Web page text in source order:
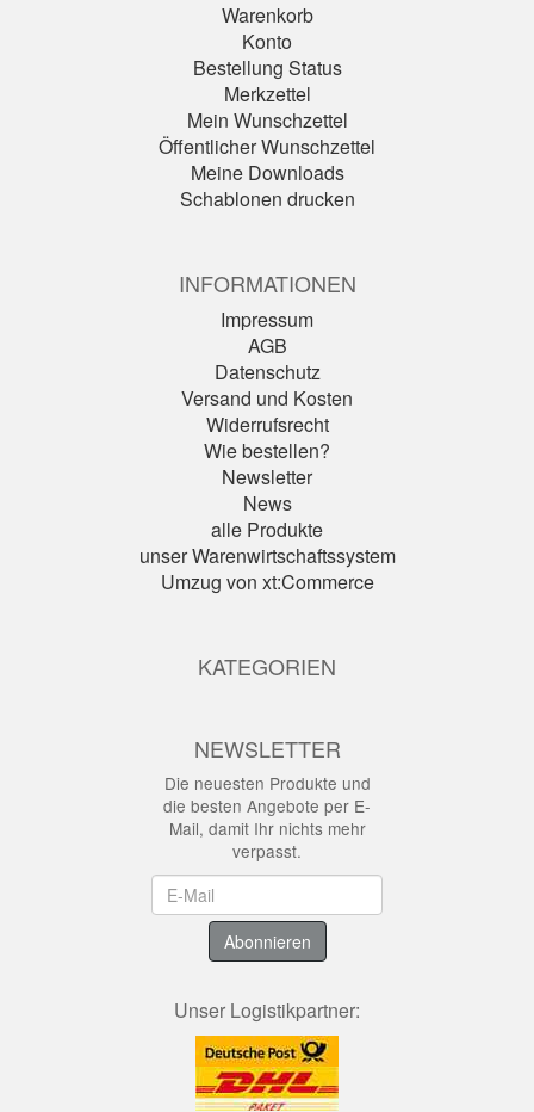
Warenkorb
Konto
Bestellung Status
Merkzettel
Mein Wunschzettel
Öffentlicher Wunschzettel
Meine Downloads
Schablonen drucken
INFORMATIONEN
Impressum
AGB
Datenschutz
Versand und Kosten
Widerrufsrecht
Wie bestellen?
Newsletter
News
alle Produkte
unser Warenwirtschaftssystem
Umzug von xt:Commerce
KATEGORIEN
NEWSLETTER
Die neuesten Produkte und
die besten Angebote per E-
Mail, damit Ihr nichts mehr
verpasst.
Abonnieren
Unser Logistikpartner: